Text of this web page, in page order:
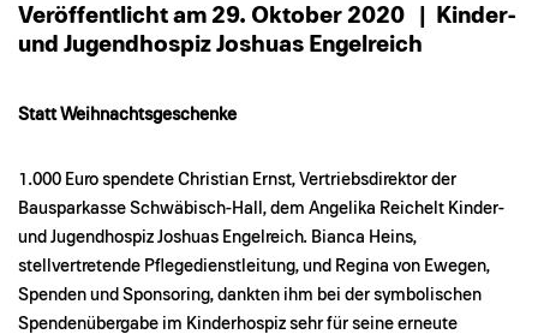
Veröffentlicht am 29. Oktober 2020
| Kinder-
und Jugendhospiz Joshuas Engelreich
Statt Weihnachtsgeschenke
1.000 Euro spendete Christian Ernst, Vertriebsdirektor der
Bausparkasse Schwäbisch-Hall, dem Angelika Reichelt Kinder-
und Jugendhospiz Joshuas Engelreich. Bianca Heins,
stellvertretende Pflegedienstleitung, und Regina von Ewegen,
Spenden und Sponsoring, dankten ihm bei der symbolischen
Spendenübergabe im Kinderhospiz sehr für seine erneute